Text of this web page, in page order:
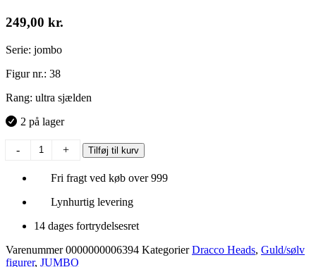
249,00 kr.
Serie: jombo
Figur nr.: 38
Rang: ultra sjælden
2 på lager
-
malede
+ Tilføj til kurv
Fri fragt ved køb over 999
Lynhurtig levering
14 dages fortrydelsesret
Varenummer0000000006394 Kategorier Dracco Heads, Guld/sølv
figurer, JUMBO